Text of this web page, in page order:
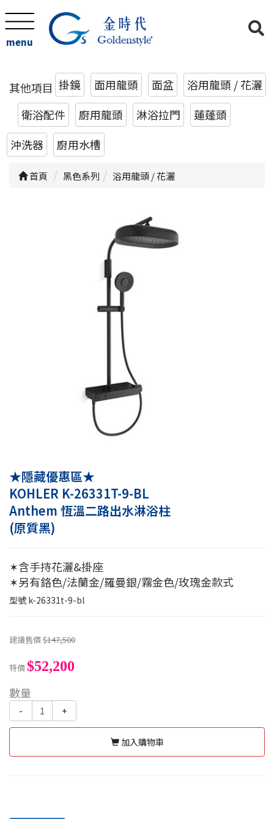
menu
其他項目 掛鏡 面用龍頭 面盆
浴用龍頭 / 花灑
衛浴配件
廚用龍頭 淋浴拉門
蓮蓬頭
沖洗器
廚用水槽
首頁 黑色系列 浴用龍頭 / 花灑
★隱藏優惠區★
KOHLER K-26331T-9-BL
Anthem 恆溫二路出水淋浴柱
(原質黑)
✶含手持花灑&掛座
✶另有鉻色/法蘭金/羅曼銀/霧金色/玫瑰金款式
型號k-26331t-9-bl
建議售價$147,500
特價$52,200
數量
- +
加入購物車